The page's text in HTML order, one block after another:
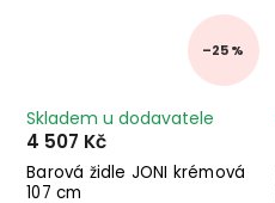
–25 %
Barová židle JONI krémová
107 cm
Skladem u dodavatele
4 507 Kč